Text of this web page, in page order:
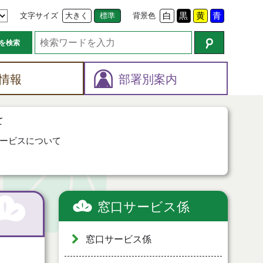
文字サイズ 大きく 標準 背景色 白 黒 黄 青
検索
報 部署別案内
ビスについて
窓口サービス係
窓口サービス係